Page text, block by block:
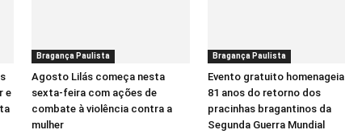
e
Bragança Paulista
Agosto Lilás começa nesta
sexta-feira com ações de
combate à violência contra a
mulher
Bragança Paulista
Evento gratuito
81 anos do retorno dos
pracinhas bragantinos da
Segunda Guerra Mundial